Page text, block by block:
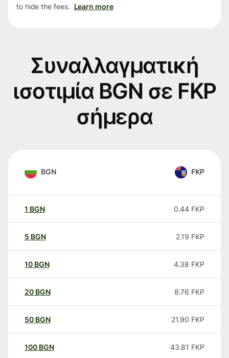
to hide the fees. Learn more
Συναλλαγματική
ισοτιμία BGN σε FKP
σήμερα
BGN FKP
1 BGN 0.44 FKP
5 BGN 2.19 FKP
10 BGN 4.38 FKP
20 BGN 8.76 FKP
50 BGN 21.90 FKP
100 BGN 43.81 FKP